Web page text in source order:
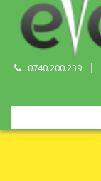
0740.200.239